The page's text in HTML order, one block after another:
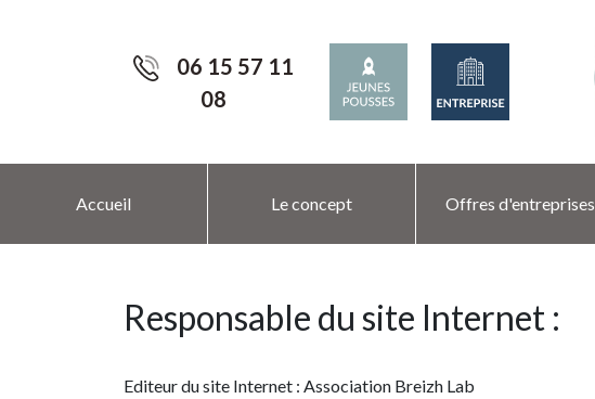
06 15 57 11
08
Accueil Le concept Offres d'entreprises
Responsable du site Internet :
Editeur du site Internet : Association Breizh Lab